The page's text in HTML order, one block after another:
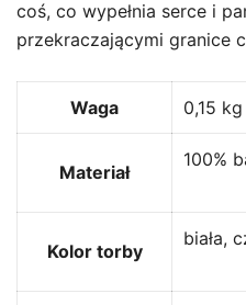
coś, co wypełnia serce i
przekraczającymi granice
Waga 0,15 kg
Materiał
100%
Kolor torby
biała,